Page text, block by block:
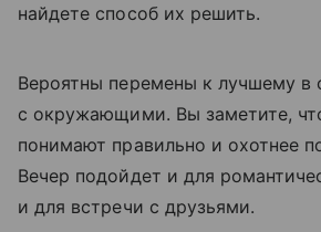
найдете способ их решить.
Вероятны перемены к лучшему в
с окружающими. Вы заметите,
понимают правильно и охотнее
Вечер подойдет и для
и для встречи с друзьями.